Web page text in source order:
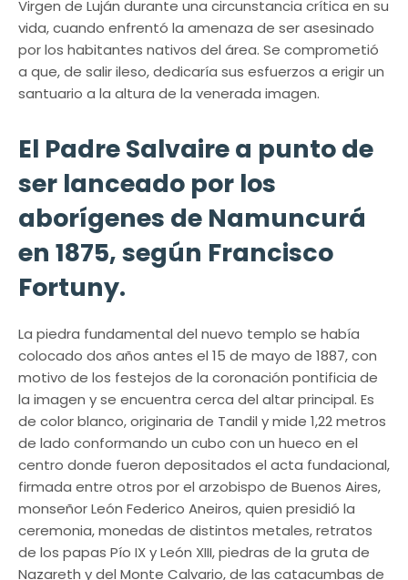
Virgen de Luján durante una circunstancia crítica en su
vida, cuando enfrentó la amenaza de ser asesinado
por los habitantes nativos del área. Se comprometió
a que, de salir ileso, dedicaría sus esfuerzos a erigir un
santuario a la altura de la venerada imagen.
El Padre Salvaire a punto de
ser lanceado por los
aborígenes de Namuncurá
en 1875, según Francisco
Fortuny.
La piedra fundamental del nuevo templo se había
colocado dos años antes el 15 de mayo de 1887, con
motivo de los festejos de la coronación pontificia de
la imagen y se encuentra cerca del altar principal. Es
de color blanco, originaria de Tandil y mide 1,22 metros
de lado conformando un cubo con un hueco en el
centro donde fueron depositados el acta fundacional,
firmada entre otros por el arzobispo de Buenos Aires,
monseñor León Federico Aneiros, quien presidió la
ceremonia, monedas de distintos metales, retratos
de los papas Pío IX y León XIII, piedras de la gruta de
Nazareth y del Monte Calvario, de las catacumbas de